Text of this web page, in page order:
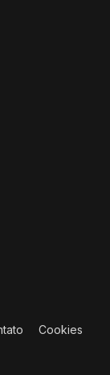
Cookies